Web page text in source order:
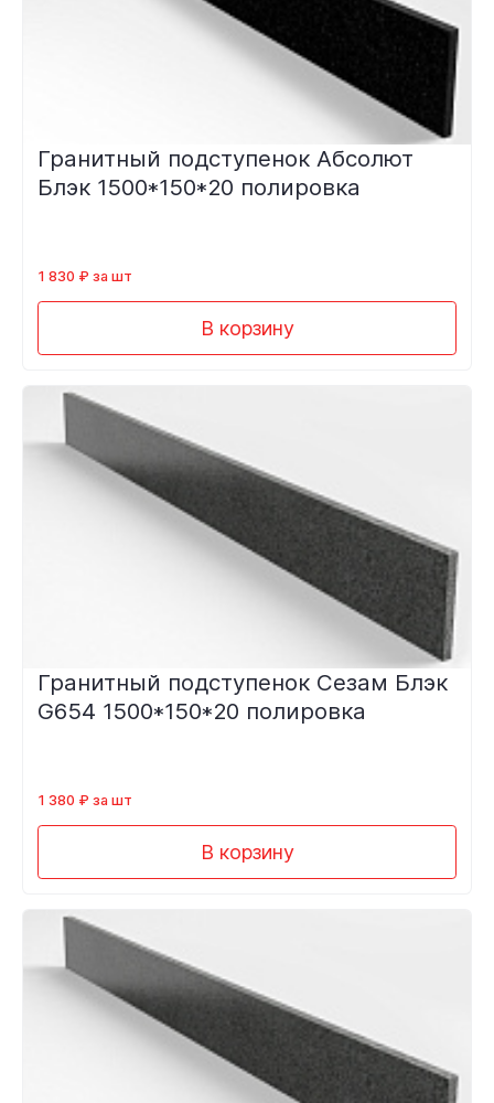
Гранитный подступенок Абсолют
Блэк 1500*150*20 полировка
1 830 ₽ за шт
В корзину
Гранитный подступенок Сезам Блэк
G654 1500*150*20 полировка
1 380 ₽ за шт
В корзину